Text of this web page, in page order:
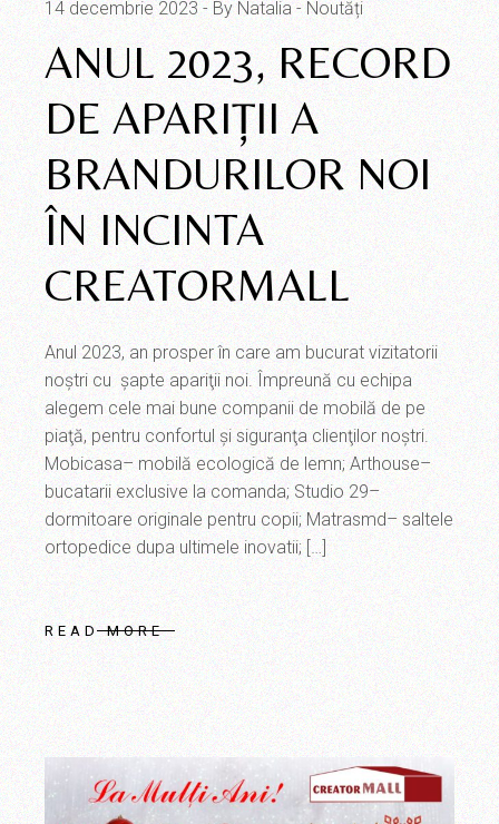
14 decembrie 2023 By Natalia Noutăți
ANUL 2023, RECORD
DE APARIŢII A
BRANDURILOR NOI
ÎN INCINTA
CREATORMALL
Anul 2023, an prosper în care am bucurat vizitatorii
noştri cu şapte apariţii noi. Împreună cu echipa
alegem cele mai bune companii de mobilă de pe
piaţă, pentru confortul şi siguranţa clienţilor noştri.
Mobicasa– mobilă ecologică de lemn; Arthouse–
bucatarii exclusive la comanda; Studio 29–
dormitoare originale pentru copii; Matrasmd– saltele
ortopedice dupa ultimele inovatii; […]
READ MORE